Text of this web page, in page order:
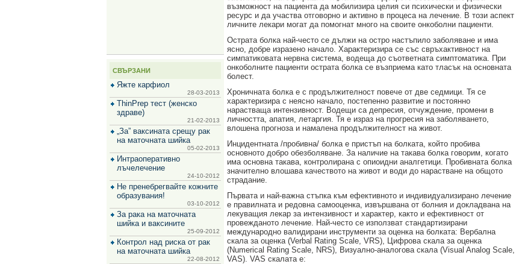
СВЪРЗАНИ
Яжте карфиол
28-03-2013
ThinPrep тест (женско
здраве)
21-02-2013
„За” ваксината срещу рак
на маточната шийка
05-02-2013
Интраоперативно
лъчелечение
24-10-2012
Не пренебрегвайте кожните
образувания!
03-10-2012
За рака на маточната
шийка и ваксините
25-09-2012
Контрол над риска от рак
на маточната шийка
22-08-2012
възможност на пациента да мобилизира целия си психически и физически
ресурс и да участва отговорно и активно в процеса на лечение. В този аспект
личните лекари могат да помогнат много на своите онкоболни пациенти.
Острата болка най-често се дължи на остро настъпило заболяване и има
ясно, добре изразено начало. Характеризира се със свръхактивност на
симпатиковата нервна система, водеща до съответната симптоматика. При
онкоболните пациенти острата болка се възприема като тласък на основната
болест.
Хроничната болка е с продължителност повече от две седмици. Тя се
характеризира с неясно начало, постепенно развитие и постоянно
нарастваща интензивност. Водещи са депресия, отчуждение, промени в
личността, апатия, летаргия. Тя е израз на прогресия на заболяването,
влошена прогноза и намалена продължителност на живот.
Инцидентната /пробивна/ болка е пристъп на болката, който пробива
основното добро обезболяване. За наличие на такава болка говорим, когато
има основна такава, контролирана с опиоидни аналгетици. Пробивната болка
значително влошава качеството на живот и води до нарастване на общото
страдание.
Първата и най-важна стъпка към ефективното и индивидуализирано лечение
е правилната и редовна самооценка, извършвана от болния и докладвана на
лекуващия лекар за интензивност и характер, както и ефективност от
провежданото лечение. Най-често се използват стандартизирани
международно валидирани инструменти за оценка на болката: Вербална
скала за оценка (Verbal Rating Scale, VRS), Цифрова скала за оценка
(Numerical Rating Scale, NRS), Визуално-аналогова скала (Visual Analog Scale,
VAS). VAS скалата е: